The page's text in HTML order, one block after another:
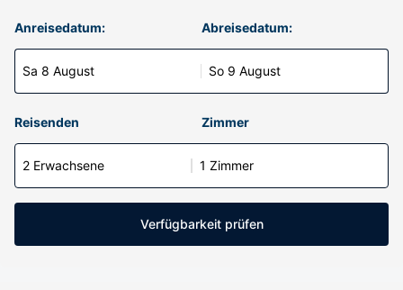
Anreisedatum:
Sa 8 August
Abreisedatum:
So 9 August
Reisenden Zimmer
2 Erwachsene 1 Zimmer
Verfügbarkeit prüfen